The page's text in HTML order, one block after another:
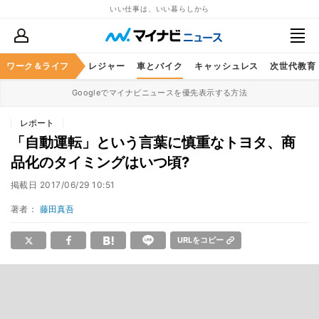
いい仕事は、いい暮らしから
ワーク＆ライフ
スケア グルメ レジャー 車とバイク キャッシュレス 次世代教育
Googleでマイナビニュースを優先表示する方法
レポート
「自動運転」という言葉に慎重なトヨタ、商
品化のタイミングはいつ頃?
掲載日 2017/06/29 10:51
著者： 藤田真吾
URLをコピー